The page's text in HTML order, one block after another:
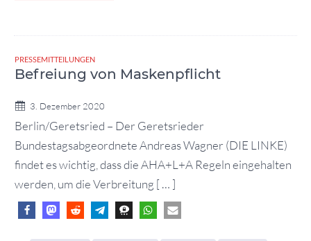
PRESSEMITTEILUNGEN
Befreiung von Maskenpflicht
3. Dezember 2020
Berlin/Geretsried – Der Geretsrieder
Bundestagsabgeordnete Andreas Wagner (DIE LINKE)
findet es wichtig, dass die AHA+L+A Regeln eingehalten
werden, um die Verbreitung [ … ]